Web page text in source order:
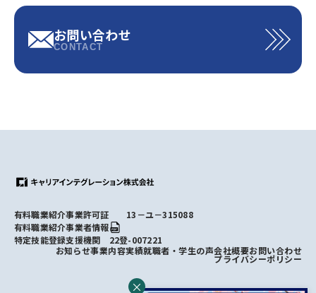
×
お問い合わせ
CONTACT
有料職業紹介事業許可証 13－ユ－315088
有料職業紹介事業者情報
特定技能登録支援機関 22登-007221
お知らせ事業内容実績就職者・学生の声会社概要お問い合わせ
プライバシーポリシー